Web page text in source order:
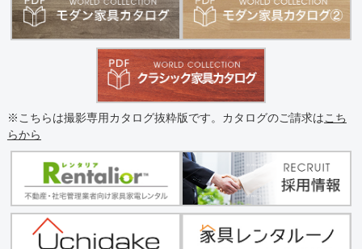
※こちらは撮影専用カタログ抜粋版です。カタログのご請求はこち
らから